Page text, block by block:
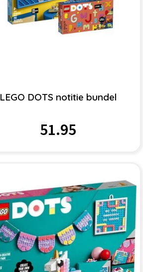
LEGO DOTS notitie bundel
51.95